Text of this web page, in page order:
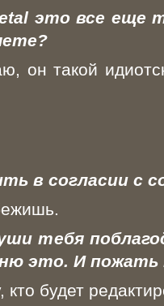
это все
он такой
в согласии с
тебя
это. И пожать
будет